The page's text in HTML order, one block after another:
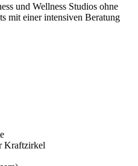
und Wellness Studios ohne
mit einer intensiven Beratung
Kraftzirkel